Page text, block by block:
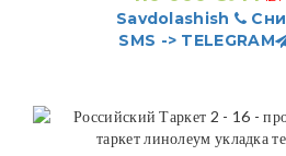
Savdolashish
SMS -> TELEGRAM